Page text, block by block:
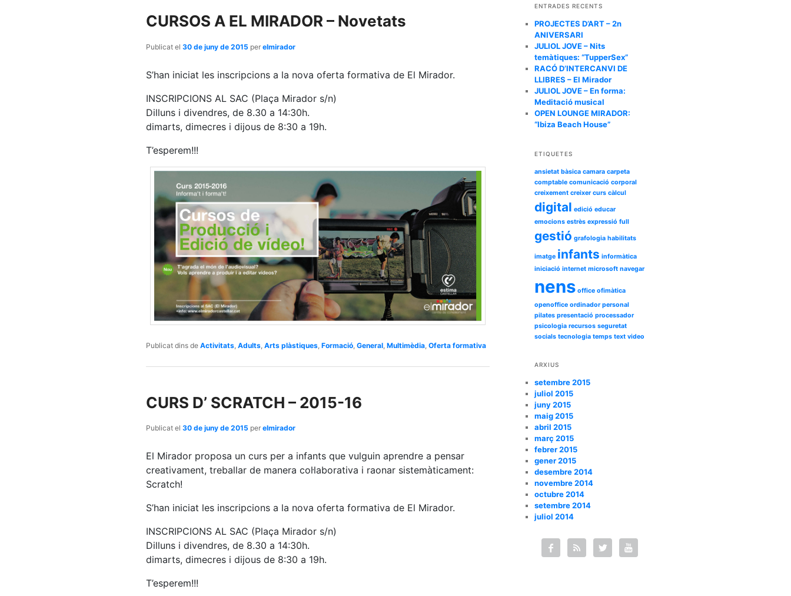
CURSOS A EL MIRADOR – Novetats
Publicat el 30 de juny de 2015 per elmirador
S’han iniciat les inscripcions a la nova oferta formativa de El Mirador.
INSCRIPCIONS AL SAC (Plaça Mirador s/n)
Dilluns i divendres, de 8.30 a 14:30h.
dimarts, dimecres i dijous de 8:30 a 19h.
T’esperem!!!
Publicat dins de Activitats Adults Arts plàstiques Formació General Multimèdia Oferta formativa
CURS D’ SCRATCH – 2015-16
Publicat el 30 de juny de 2015 per elmirador
El Mirador proposa un curs per a infants que vulguin aprendre a pensar
creativament, treballar de manera col·laborativa i raonar sistemàticament:
Scratch!
S’han iniciat les inscripcions a la nova oferta formativa de El Mirador.
INSCRIPCIONS AL SAC (Plaça Mirador s/n)
Dilluns i divendres, de 8.30 a 14:30h.
dimarts, dimecres i dijous de 8:30 a 19h.
T’esperem!!!
cENTRADES RECENTS
PROJECTES D’ART – 2n
ANIVERSARI
JULIOL JOVE – Nits
temàtiques: “TupperSex”
RACÓ D’INTERCANVI DE
LLIBRES – El Mirador
JULIOL JOVE – En forma:
Meditació musical
OPEN LOUNGE MIRADOR:
“Ibiza Beach House”
ETIQUETES
ansietat bàsica camara carpeta
comptable comunicació corporal
creixement creixer curs càlcul
digital edició educar
emocions estrès expressió full
gestió grafologia habilitats
imatge infants informàtica
iniciació internet microsoft navegar
nens office ofimàtica
openoffice ordinador personal
pilates presentació processador
psicologia recursos seguretat
socials tecnologia temps text video
ARXIUS
setembre 2015
juliol 2015
juny 2015
maig 2015
abril 2015
març 2015
febrer 2015
gener 2015
desembre 2014
novembre 2014
octubre 2014
setembre 2014
juliol 2014
   